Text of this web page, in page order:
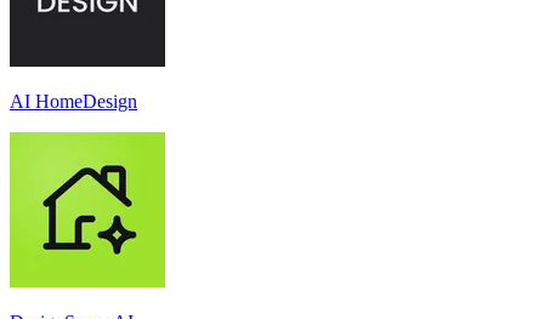
AI HomeDesign